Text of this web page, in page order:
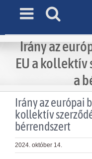
Irány az
EU a kollektív
a
Irány az európai
kollektív
bérrendszert
2024. október 14.